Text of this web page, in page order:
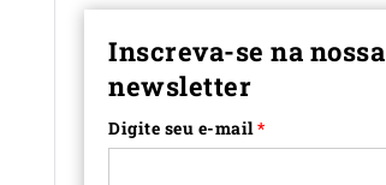
Inscreva-se na nossa
newsletter
Digite seu e-mail*